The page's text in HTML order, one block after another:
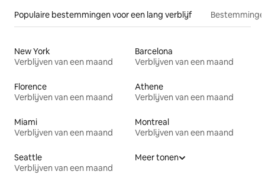
Populaire bestemmingen voor een lang verblijf
New York
Verblijven van een maand
Barcelona
Verblijven van een maand
Florence
Verblijven van een maand
Athene
Verblijven van een maand
Miami
Verblijven van een maand
Montreal
Verblijven van een maand
Seattle
Verblijven van een maand
Meer tonen